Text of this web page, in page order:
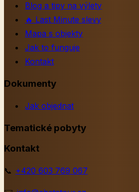
Blog a tipy na výlety
🔥 Last Minute slevy
Mapa s objekty
Jak to funguje
Kontakt
Dokumenty
Jak objednat
Tematické pobyty
Kontakt
📞 +420 603 769 067